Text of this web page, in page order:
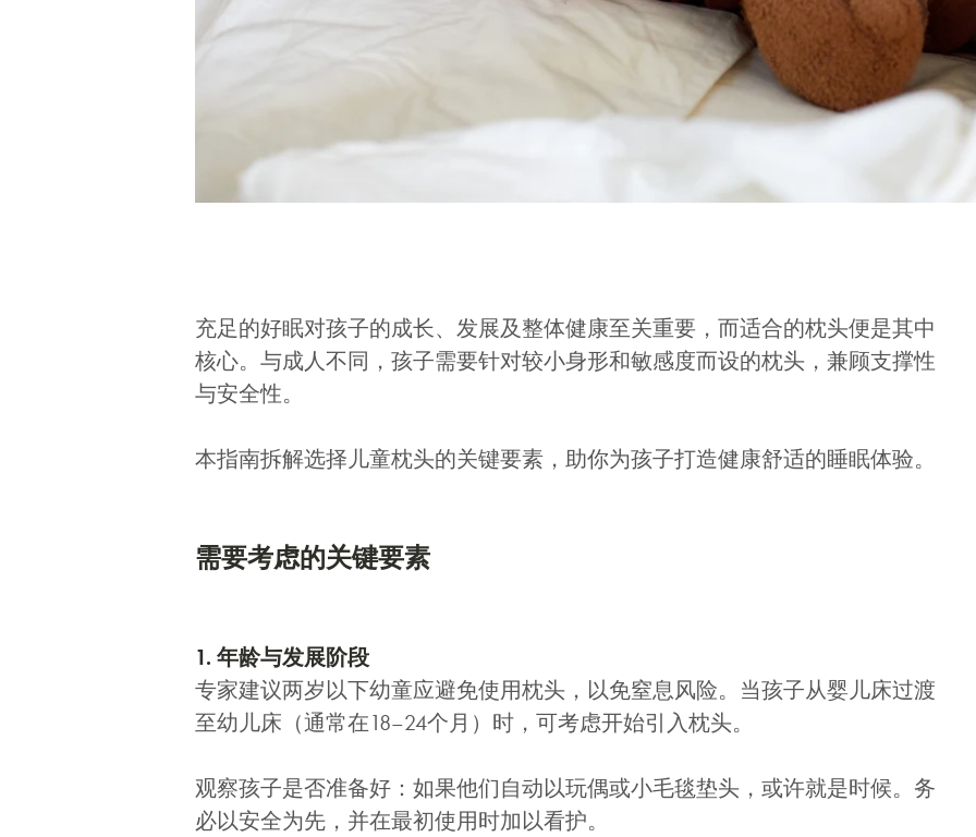
充足的好眠对孩子的成长、发展及整体健康至关重要，而适合的枕头便是其中
核心。与成人不同，孩子需要针对较小身形和敏感度而设的枕头，兼顾支撑性
与安全性。
本指南拆解选择儿童枕头的关键要素，助你为孩子打造健康舒适的睡眠体验。
需要考虑的关键要素
1. 年龄与发展阶段
专家建议两岁以下幼童应避免使用枕头，以免窒息风险。当孩子从婴儿床过渡
至幼儿床（通常在18–24个月）时，可考虑开始引入枕头。
观察孩子是否准备好：如果他们自动以玩偶或小毛毯垫头，或许就是时候。务
必以安全为先，并在最初使用时加以看护。